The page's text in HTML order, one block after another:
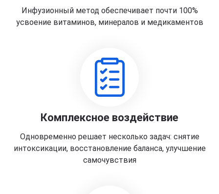
Инфузионный метод обеспечивает почти 100%
усвоение витаминов, минералов и медикаментов
Комплексное воздействие
Одновременно решает несколько задач: снятие
интоксикации, восстановление баланса, улучшение
самочувствия